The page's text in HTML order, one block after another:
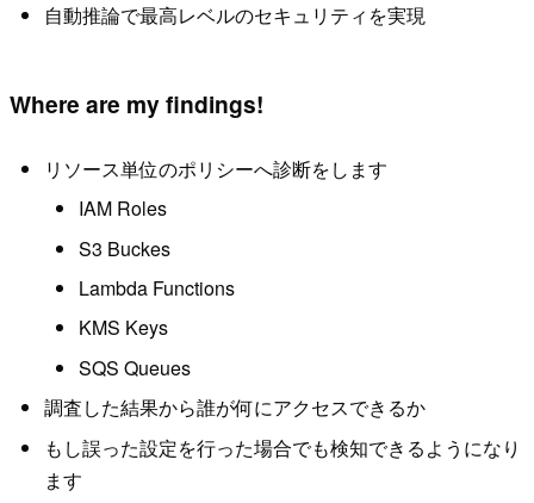
自動推論で最高レベルのセキュリティを実現
Where are my findings!
リソース単位のポリシーへ診断をします
IAM Roles
S3 Buckes
Lambda Functions
KMS Keys
SQS Queues
調査した結果から誰が何にアクセスできるか
もし誤った設定を行った場合でも検知できるようになり
ます